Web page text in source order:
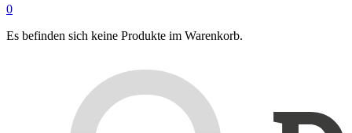
0
Es befinden sich keine Produkte im Warenkorb.